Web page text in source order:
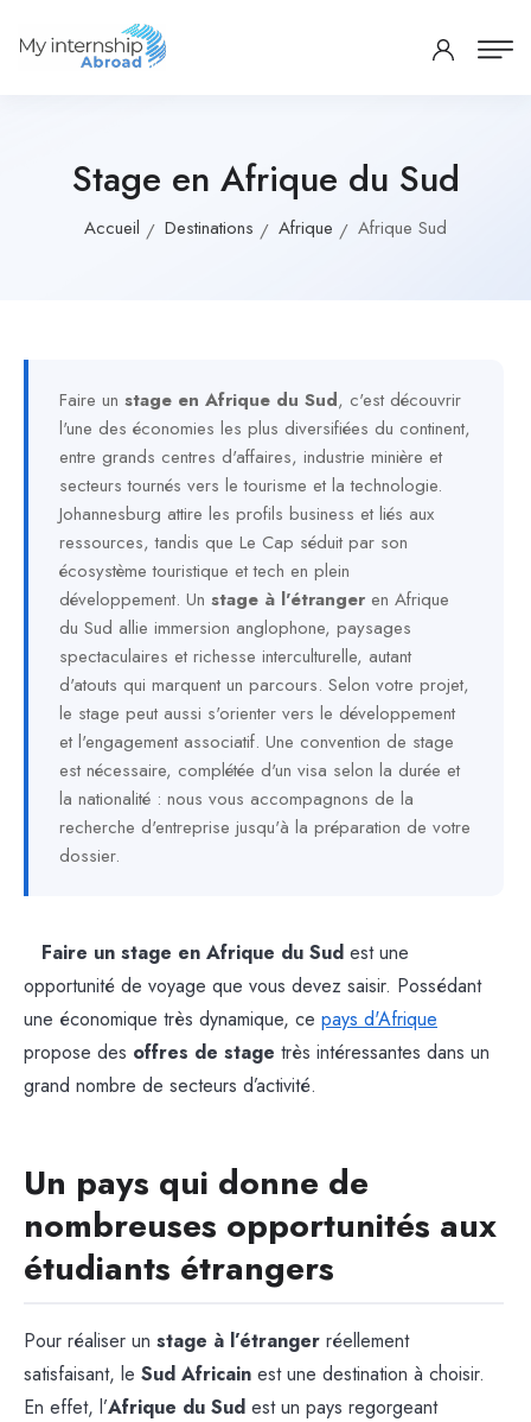
Stage en Afrique du Sud
Accueil Destinations Afrique Afrique Sud
Faire un stage en Afrique du Sud, c'est découvrir
l'une des économies les plus diversifiées du continent,
entre grands centres d'affaires, industrie minière et
secteurs tournés vers le tourisme et la technologie.
Johannesburg attire les profils business et liés aux
ressources, tandis que Le Cap séduit par son
écosystème touristique et tech en plein
développement. Un stage à l'étranger en Afrique
du Sud allie immersion anglophone, paysages
spectaculaires et richesse interculturelle, autant
d'atouts qui marquent un parcours. Selon votre projet,
le stage peut aussi s'orienter vers le développement
et l'engagement associatif. Une convention de stage
est nécessaire, complétée d'un visa selon la durée et
la nationalité : nous vous accompagnons de la
recherche d'entreprise jusqu'à la préparation de votre
dossier.
Faire un stage en Afrique du Sud est une
opportunité de voyage que vous devez saisir. Possédant
une économique très dynamique, ce pays d'Afrique
propose des offres de stage très intéressantes dans un
grand nombre de secteurs d’activité.
Un pays qui donne de
nombreuses opportunités aux
étudiants étrangers
Pour réaliser un stage à l’étranger réellement
satisfaisant, le Sud Africain est une destination à choisir.
En effet, l’Afrique du Sud est un pays regorgeant